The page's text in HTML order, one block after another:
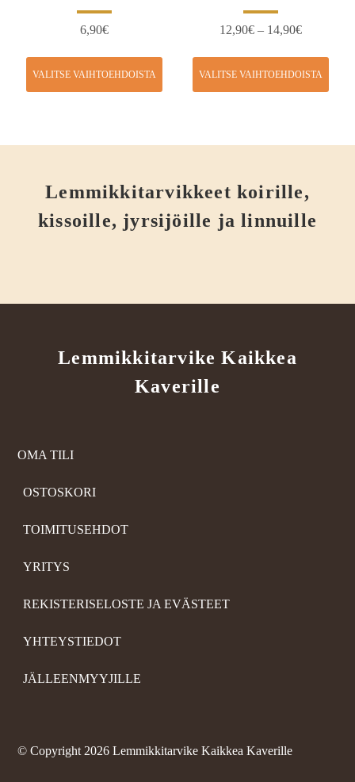
6,90€
VALITSE VAIHTOEHDOISTA
12,90€ – 14,90€
VALITSE VAIHTOEHDOISTA
Lemmikkitarvikkeet koirille,
kissoille, jyrsijöille ja linnuille
Lemmikkitarvike Kaikkea
Kaverille
OMA TILI
OSTOSKORI
TOIMITUSEHDOT
YRITYS
REKISTERISELOSTE JA EVÄSTEET
YHTEYSTIEDOT
JÄLLEENMYYJILLE
© Copyright 2026 Lemmikkitarvike Kaikkea Kaverille